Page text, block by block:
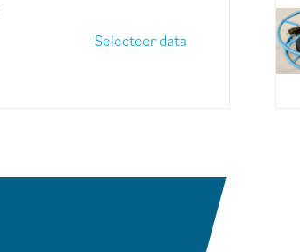
Selecteer data